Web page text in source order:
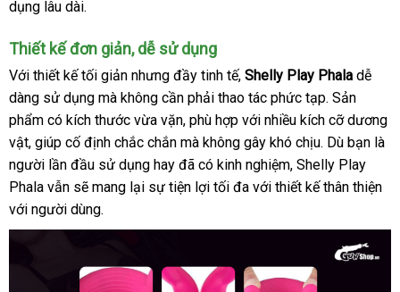
Play
cao
cấp
tại
Chúng
tôi
dụng lâu dài.
Thiết kế đơn giảnhàng
giả
, dễ sử dụng
Với thiết kế tối giản Úc
nhưng đầy tinh tếhướng
dẫn
, Shelly Play Phala dễ
dàng sử dụng to
mà không cần phải thao tác phức tạpcao
cấp
. Sản
phẩm có kích thước vừa vặnsử
dụng
, phù hợp hàng
giả
với nhiều kích cỡ dương
vậtđặt
mua
, giúp cố định chắc chắn giá
bán
lẻ
mà không gây khó chịucũ
. Dù bạn là
người lần đầu sử dụng hay hàng
giả
đã có kinh nghiệmfacebook
, Shelly Play
Phala phụ
kiện
vẫn vận
chuyển
sẽ mang lại sự tiện lợi tối đa bảng
với thiết kế thân thiện
với người dùng.